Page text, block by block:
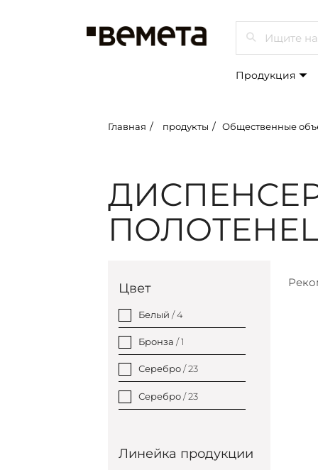
Продукция
Главная продукты Общественные
Цвет
Белый / 4
Бронза / 1
Серебро/ 23
Серебро/ 23
Линейка продукции